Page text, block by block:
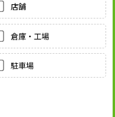
店舗
倉庫・工場
駐車場